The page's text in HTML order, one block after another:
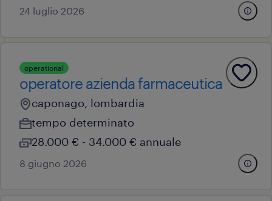
24 luglio 2026
operational
operatore azienda farmaceutica
caponago, lombardia
tempo determinato
28.000 € - 34.000 € annuale
8 giugno 2026